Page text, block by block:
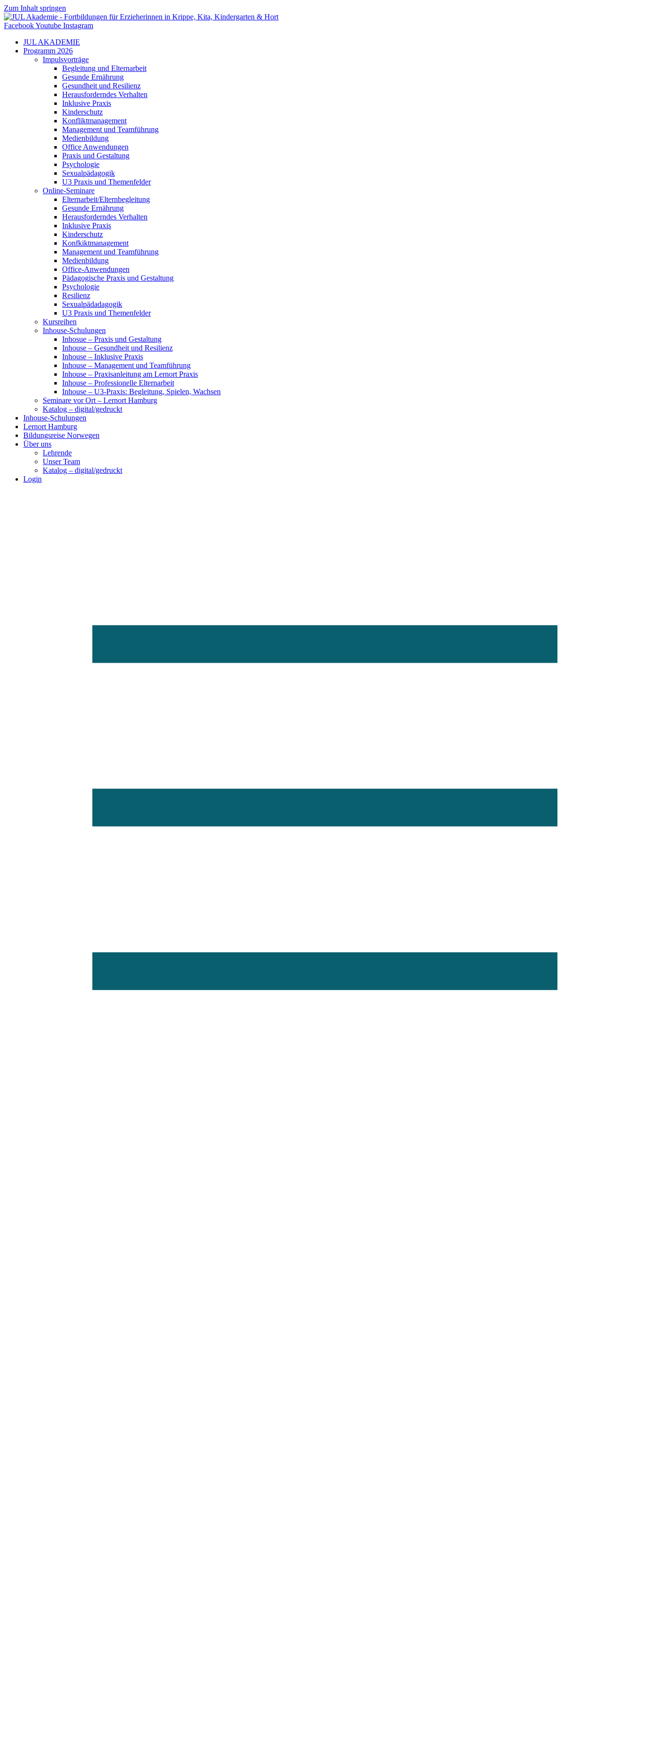
Zum Inhalt springen
FacebookYoutube Instagram
JUL AKADEMIE
Programm 2026
Impulsvorträge
Begleitung und Elternarbeit
Gesunde Ernährung
Gesundheit und Resilienz
Herausforderndes Verhalten
Inklusive Praxis
Kinderschutz
Konfliktmanagement
Management und Teamführung
Medienbildung
Office Anwendungen
Praxis und Gestaltung
Psychologie
Sexualpädagogik
U3 Praxis und Themenfelder
Online-Seminare
Elternarbeit/Elternbegleitung
Gesunde Ernährung
Herausforderndes Verhalten
Inklusive Praxis
Kinderschutz
Konfkiktmanagement
Management und Teamführung
Medienbildung
Office-Anwendungen
Pädagogische Praxis und Gestaltung
Psychologie
Resilienz
Sexualpädadagogik
U3 Praxis und Themenfelder
Kursreihen
Inhouse-Schulungen
Inhosue – Praxis und Gestaltung
Inhouse – Gesundheit und Resilienz
Inhouse – Inklusive Praxis
Inhouse – Management und Teamführung
Inhouse – Praxisanleitung am Lernort Praxis
Inhouse – Professionelle Elternarbeit
Inhouse – U3-Praxis: Begleitung, Spielen, Wachsen
Seminare vor Ort – Lernort Hamburg
Katalog – digital/gedruckt
Inhouse-Schulungen
Lernort Hamburg
Bildungsreise Norwegen
Über uns
Lehrende
Unser Team
Katalog – digital/gedruckt
Login